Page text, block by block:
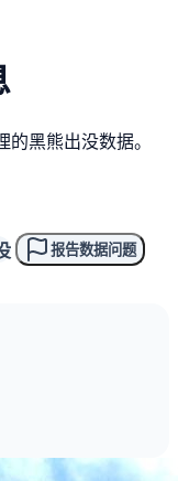
黑熊出没数据。
报告数据问题